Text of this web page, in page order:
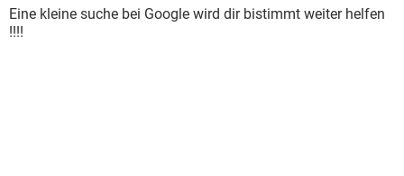
Eine kleine suche bei Google wird dir bistimmt weiter helfen
!!!!